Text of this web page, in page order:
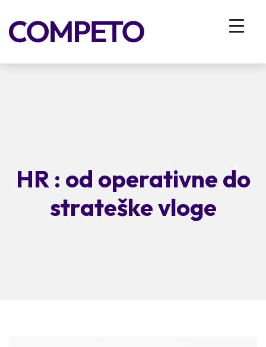
HR : od operativne do
strateške vloge